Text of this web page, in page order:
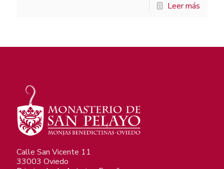
Leer más
Calle San Vicente 11
33003 Oviedo